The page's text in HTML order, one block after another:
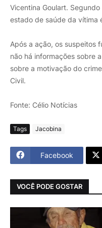
Vicentina Goulart.
estado de saúde da vítima
Após a ação, os suspeitos
não há informações sobre
sobre a motivação do
Civil.
Fonte: Célio Notícias
Tags Jacobina
Facebook
VOCÊ PODE GOSTAR